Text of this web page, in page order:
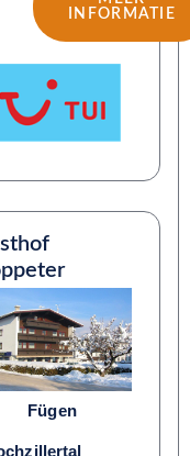
INFORMATIE
Fügen